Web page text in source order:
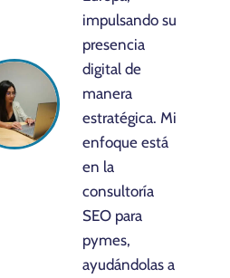
impulsando su
presencia
digital de
manera
estratégica. Mi
enfoque está
en la
consultoría
SEO para
pymes,
ayudándolas a